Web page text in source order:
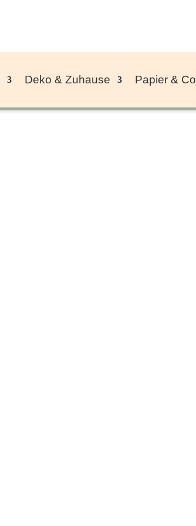
Deko & Zuhause Papier & Co